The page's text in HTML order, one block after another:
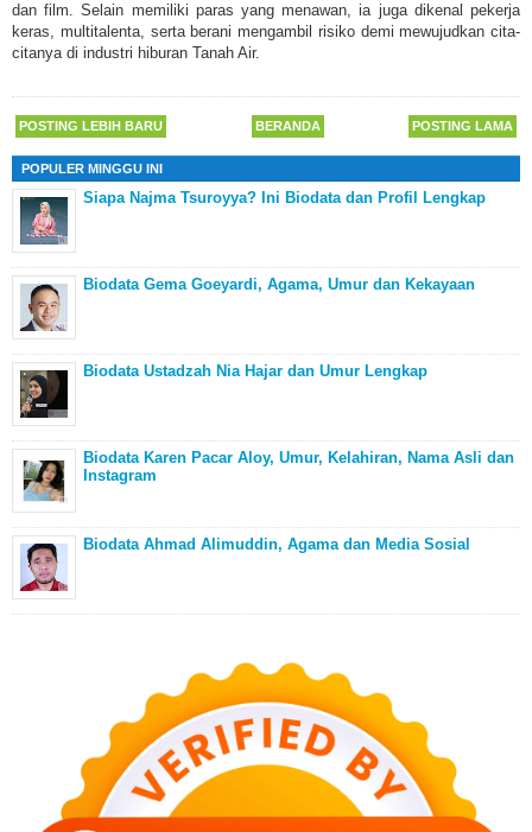
dan film. Selain memiliki paras yang menawan, ia juga dikenal pekerja
keras, multitalenta, serta berani mengambil risiko demi mewujudkan cita-
citanya di industri hiburan Tanah Air.
POSTING LEBIH BARU POSTING LAMA
BERANDA
POPULER MINGGU INI
Siapa Najma Tsuroyya? Ini Biodata dan Profil Lengkap
Biodata Gema Goeyardi, Agama, Umur dan Kekayaan
Biodata Ustadzah Nia Hajar dan Umur Lengkap
Biodata Karen Pacar Aloy, Umur, Kelahiran, Nama Asli dan
Instagram
Biodata Ahmad Alimuddin, Agama dan Media Sosial